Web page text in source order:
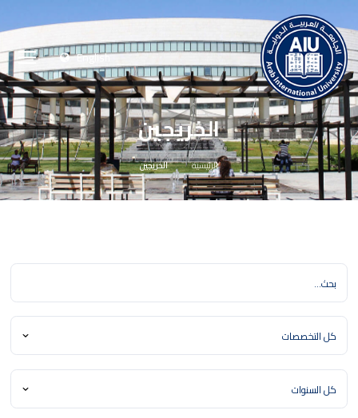
English
الخريجين
الرئيسية الخريجين